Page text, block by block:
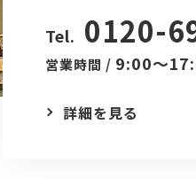
Tel. 0120-
営業時間 / 9:00～
詳細を見る